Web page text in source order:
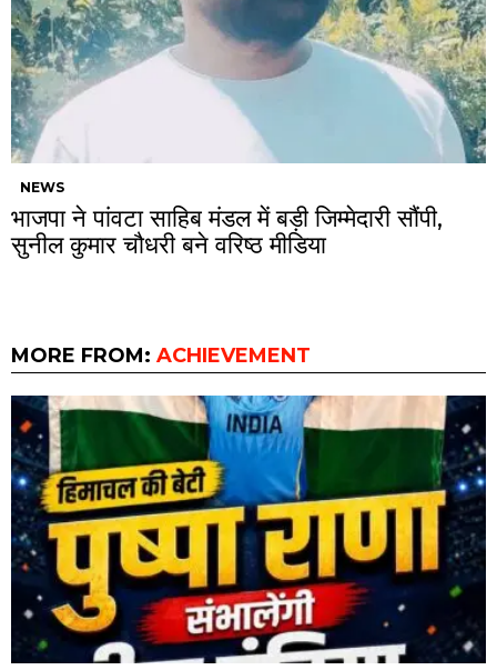
NEWS
भाजपा ने पांवटा साहिब मंडल में बड़ी जिम्मेदारी सौंपी,
सुनील कुमार चौधरी बने वरिष्ठ मीडिया
MORE FROM: ACHIEVEMENT